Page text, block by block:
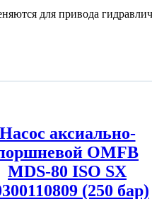
для привода
Насос аксиально-
OMFB
MDS-80 ISO SX
(250 бар)